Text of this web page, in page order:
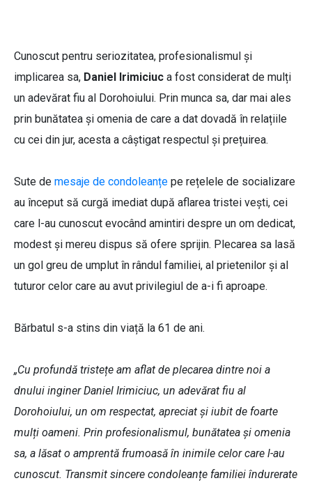
Cunoscut pentru seriozitatea, profesionalismul și
implicarea sa, Daniel Irimiciuc a fost considerat de mulți
un adevărat fiu al Dorohoiului. Prin munca sa, dar mai ales
prin bunătatea și omenia de care a dat dovadă în relațiile
cu cei din jur, acesta a câștigat respectul și prețuirea.
Sute de mesaje de condoleanțe pe rețelele de socializare
au început să curgă imediat după aflarea tristei vești, cei
care l-au cunoscut evocând amintiri despre un om dedicat,
modest și mereu dispus să ofere sprijin. Plecarea sa lasă
un gol greu de umplut în rândul familiei, al prietenilor și al
tuturor celor care au avut privilegiul de a-i fi aproape.
Bărbatul s-a stins din viață la 61 de ani.
„Cu profundă tristețe am aflat de plecarea dintre noi a
dnului inginer Daniel Irimiciuc, un adevărat fiu al
Dorohoiului, un om respectat, apreciat și iubit de foarte
mulți oameni. Prin profesionalismul, bunătatea și omenia
sa, a lăsat o amprentă frumoasă în inimile celor care l-au
cunoscut. Transmit sincere condoleanțe familiei îndurerate